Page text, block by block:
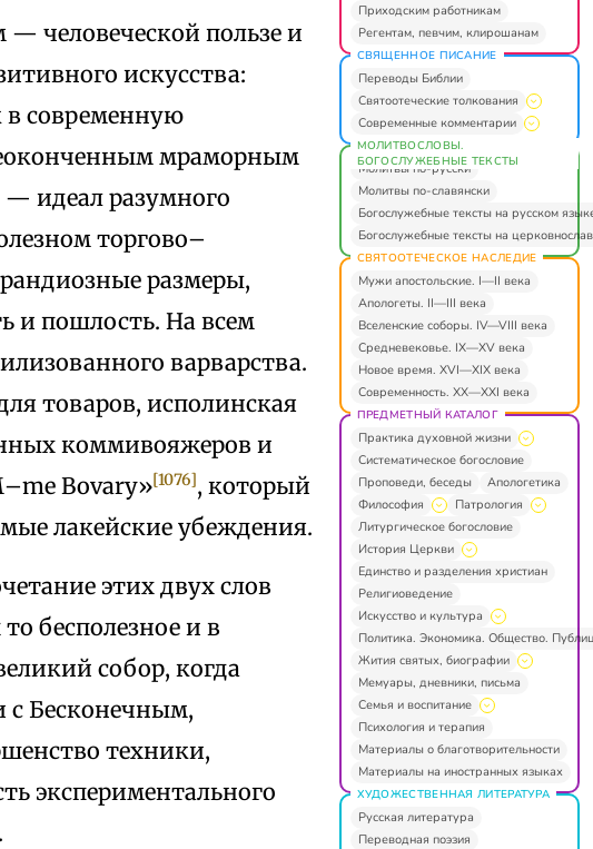
человеческой пользе и
искусства:
современную
мраморным
идеал разумного
торгово–
размеры,
и пошлость. На всем
варварства.
товаров, исполинская
коммивояжеров и
Bovary»[1076], который
лакейские убеждения.
этих двух слов
бесполезное и в
собор, когда
с Бесконечным,
техники,
экспериментального
Приходским работникам
Регентам, певчим, клирошанам
СВЯЩЕННОЕ ПИСАНИЕ
Переводы Библии
Святоотеческие толкования
Современные комментарии
МОЛИТВОСЛОВЫ.
БОГОСЛУЖЕБНЫЕ ТЕКСТЫ
Молитвы по-русски
Молитвы по-славянски
Богослужебные тексты на русском
Богослужебные тексты на
СВЯТООТЕЧЕСКОЕ НАСЛЕДИЕ
Мужи апостольские. I—II века
Апологеты. II—III века
Вселенские соборы. IV—VIII века
Средневековье. IX—XV века
Новое время. XVI—XIX века
Современность. XX—XXI века
ПРЕДМЕТНЫЙ КАТАЛОГ
Практика духовной жизни
Систематическое богословие
Проповеди, беседы
Апологетика
Философия
Патрология
Литургическое богословие
История Церкви
Единство и разделения христиан
Религиоведение
Искусство и культура
Политика. Экономика. Общество.
Жития святых, биографии
Мемуары, дневники, письма
Семья и воспитание
Психология и терапия
Материалы о благотворительности
Материалы на иностранных языках
ХУДОЖЕСТВЕННАЯ ЛИТЕРАТУРА
Русская литература
Переводная поэзия